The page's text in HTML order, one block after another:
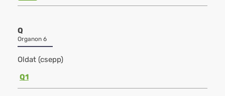
Q
Organon 6
Oldat (csepp)
Q1